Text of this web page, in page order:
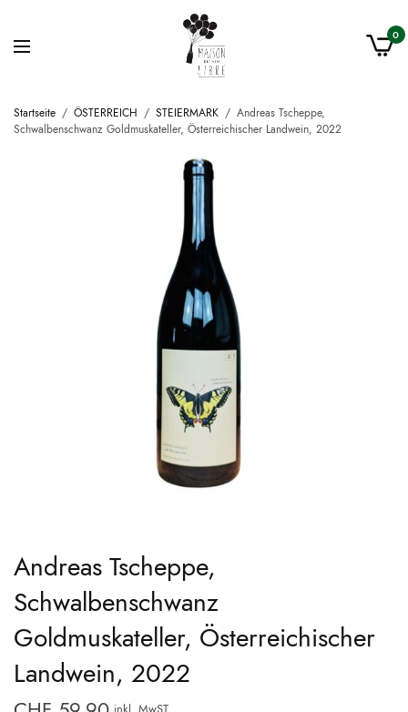
0
Startseite / ÖSTERREICH / STEIERMARK / Andreas Tscheppe,
Schwalbenschwanz Goldmuskateller, Österreichischer Landwein, 2022
Andreas Tscheppe,
Schwalbenschwanz
Goldmuskateller, Österreichischer
Landwein, 2022